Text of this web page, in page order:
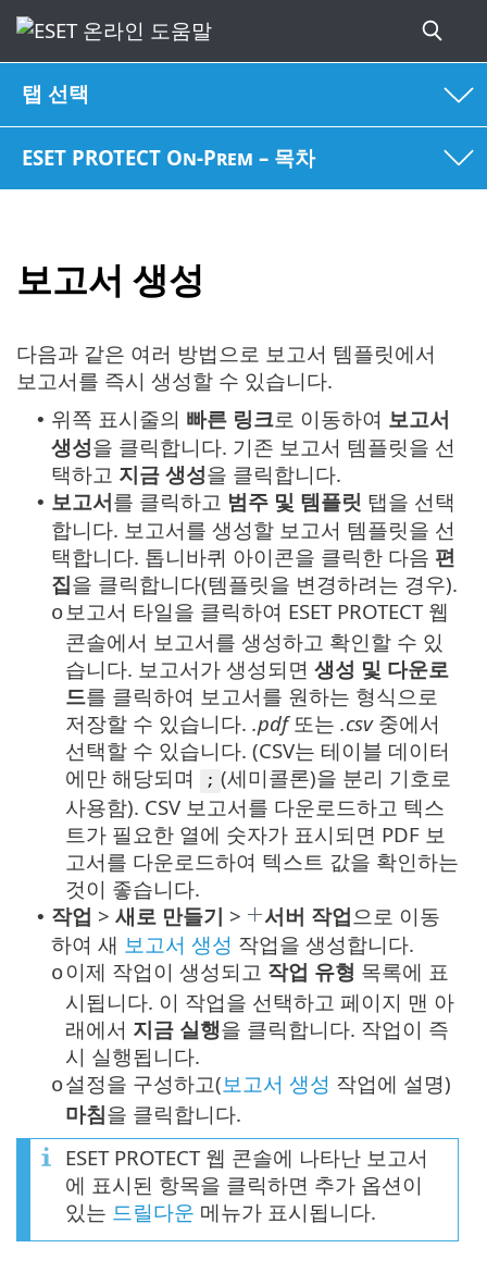
탭 선택
ESET PROTECT On-Prem – 목차
보고서 생성
다음과 같은 여러 방법으로 보고서 템플릿에서
보고서를 즉시 생성할 수 있습니다.
• 위쪽 표시줄의 빠른 링크로 이동하여 보고서
생성을 클릭합니다. 기존 보고서 템플릿을 선
택하고 지금 생성을 클릭합니다.
• 보고서를 클릭하고 범주 및 템플릿 탭을 선택
합니다. 보고서를 생성할 보고서 템플릿을 선
택합니다. 톱니바퀴 아이콘을 클릭한 다음 편
집을 클릭합니다(템플릿을 변경하려는 경우).
o 보고서 타일을 클릭하여 ESET PROTECT 웹
콘솔에서 보고서를 생성하고 확인할 수 있
습니다. 보고서가 생성되면 생성 및 다운로
드를 클릭하여 보고서를 원하는 형식으로
저장할 수 있습니다. .pdf또는 .csv중에서
선택할 수 있습니다. (CSV는 테이블 데이터
에만 해당되며
; (세미콜론)을 분리 기호로
사용함). CSV 보고서를 다운로드하고 텍스
트가 필요한 열에 숫자가 표시되면 PDF 보
고서를 다운로드하여 텍스트 값을 확인하는
것이 좋습니다.
• 작업 > 새로 만들기 > 서버 작업 으로 이동
하여 새 보고서 생성 작업을 생성합니다.
o이제 작업이 생성되고 작업 유형 목록에 표
시됩니다. 이 작업을 선택하고 페이지 맨 아
래에서 지금 실행을 클릭합니다. 작업이 즉
시 실행됩니다.
o설정을 구성하고(보고서 생성 작업에 설명)
마침을 클릭합니다.
ESET PROTECT 웹 콘솔에 나타난 보고서
에 표시된 항목을 클릭하면 추가 옵션이
있는 드릴다운 메뉴가 표시됩니다.